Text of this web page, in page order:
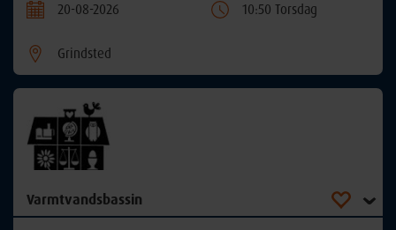
20-08-2026 10:50 Torsdag
Grindsted
Varmtvandsbassin